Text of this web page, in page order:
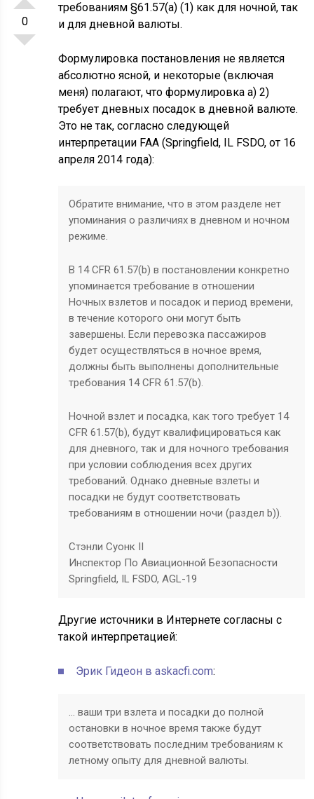
0
требованиям §61.57(a) (1) как для ночной, так
и для дневной валюты.
Формулировка постановления не является
абсолютно ясной, и некоторые (включая
меня) полагают, что формулировка а) 2)
требует дневных посадок в дневной валюте.
Это не так, согласно следующей
интерпретации FAA (Springfield, IL FSDO, от 16
апреля 2014 года):
Обратите внимание, что в этом разделе нет
упоминания о различиях в дневном и ночном
режиме.
В 14 CFR 61.57(b) в постановлении конкретно
упоминается требование в отношении
Ночных взлетов и посадок и период времени,
в течение которого они могут быть
завершены. Если перевозка пассажиров
будет осуществляться в ночное время,
должны быть выполнены дополнительные
требования 14 CFR 61.57(b).
Ночной взлет и посадка, как того требует 14
CFR 61.57(b), будут квалифицироваться как
для дневного, так и для ночного требования
при условии соблюдения всех других
требований. Однако дневные взлеты и
посадки не будут соответствовать
требованиям в отношении ночи (раздел b)).
Стэнли Суонк II
Инспектор По Авиационной Безопасности
Springfield, IL FSDO, AGL-19
Другие источники в Интернете согласны с
такой интерпретацией:
Эрик Гидеон в askacfi.com:
… ваши три взлета и посадки до полной
остановки в ночное время также будут
соответствовать последним требованиям к
летному опыту для дневной валюты.